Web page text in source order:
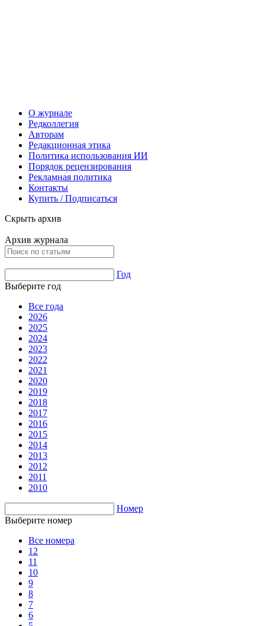
О журнале
Редколлегия
Авторам
Редакционная этика
Политика использования ИИ
Порядок рецензирования
Рекламная политика
Контакты
Купить / Подписаться
Скрыть архив
Архив журнала
Год
Выберите год
Все года
2026
2025
2024
2023
2022
2021
2020
2019
2018
2017
2016
2015
2014
2013
2012
2011
2010
Номер
Выберите номер
Все номера
12
11
10
9
8
7
6